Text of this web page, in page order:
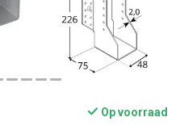
Op voorraad